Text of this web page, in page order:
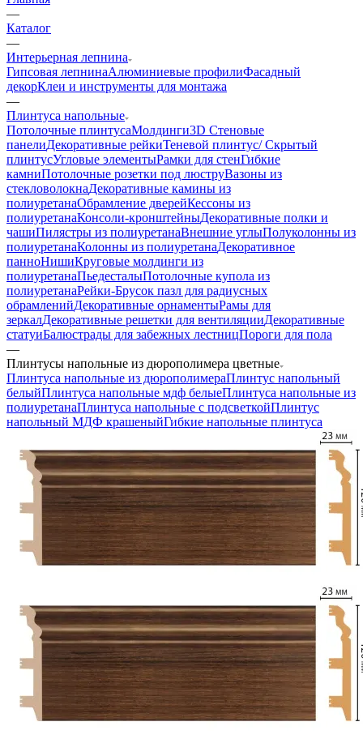
—
Каталог
—
Интерьерная лепнина
Гипсовая лепнинаАлюминиевые профилиФасадный
декорКлеи и инструменты для монтажа
—
Плинтуса напольные
Потолочные плинтусаМолдинги3D Стеновые
панелиДекоративные рейкиТеневой плинтус/ Скрытый
плинтусУгловые элементыРамки для стенГибкие
камниПотолочные розетки под люструВазоны из
стекловолокнаДекоративные камины из
полиуретанаОбрамление дверейКессоны из
полиуретанаКонсоли-кронштейныДекоративные полки и
чашиПилястры из полиуретанаВнешние углыПолуколонны из
полиуретанаКолонны из полиуретанаДекоративное
панноНишиКруговые молдинги из
полиуретанаПьедесталыПотолочные купола из
полиуретанаРейки-Брусок пазл для радиусных
обрамленийДекоративные орнаментыРамы для
зеркалДекоративные решетки для вентиляцииДекоративные
статуиБалюстрады для забежных лестницПороги для пола
—
Плинтусы напольные из дюрополимера цветные
Плинтуса напольные из дюрополимераПлинтус напольный
белыйПлинтуса напольные мдф белыеПлинтуса напольные из
полиуретанаПлинтуса напольные с подсветкойПлинтус
напольный МДФ крашеныйГибкие напольные плинтуса